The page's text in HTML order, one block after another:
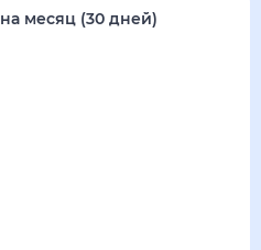
на месяц (30 дней)